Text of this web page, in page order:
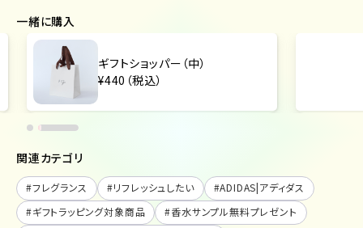
一緒に購入
ギフトショッパー（中）
¥440（税込）
関連カテゴリ
#フレグランス #リフレッシュしたい #ADIDAS|アディダス
#ギフトラッピング対象商品 #香水サンプル無料プレゼント